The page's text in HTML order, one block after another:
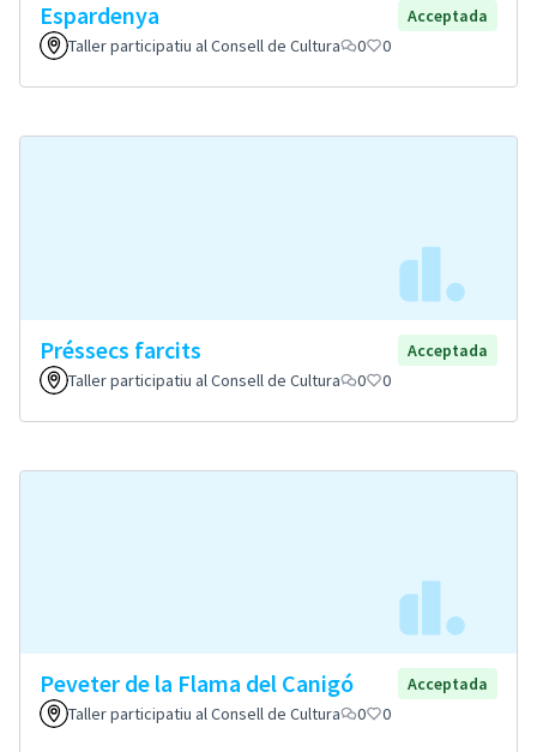
Espardenya
Acceptada
Taller participatiu al Consell de Cultura
0 0
Préssecs farcits
Acceptada
Taller participatiu al Consell de Cultura
0 0
Peveter de la Flama del Canigó
Acceptada
Taller participatiu al Consell de Cultura
0 0